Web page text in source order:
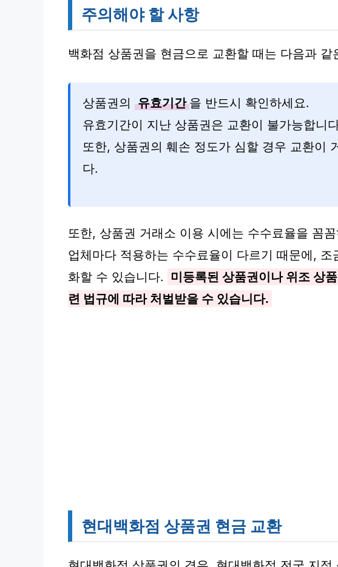
주의해야 할 사항
백화점 상품권을 현금으로 교환할 때는 다음과
상품권의 유효기간 을 반드시 확인하세요.
유효기간이 지난 상품권은 교환이 불가능합니
또한, 상품권의 훼손 정도가 심할 경우 교환이
다.
또한, 상품권 거래소 이용 시에는 수수료율을 꼼
업체마다 적용하는 수수료율이 다르기 때문에,
화할 수 있습니다.
미등록된 상품권이나 위조 상
련 법규에 따라 처벌받을 수 있습니다.
현대백화점 상품권 현금 교환